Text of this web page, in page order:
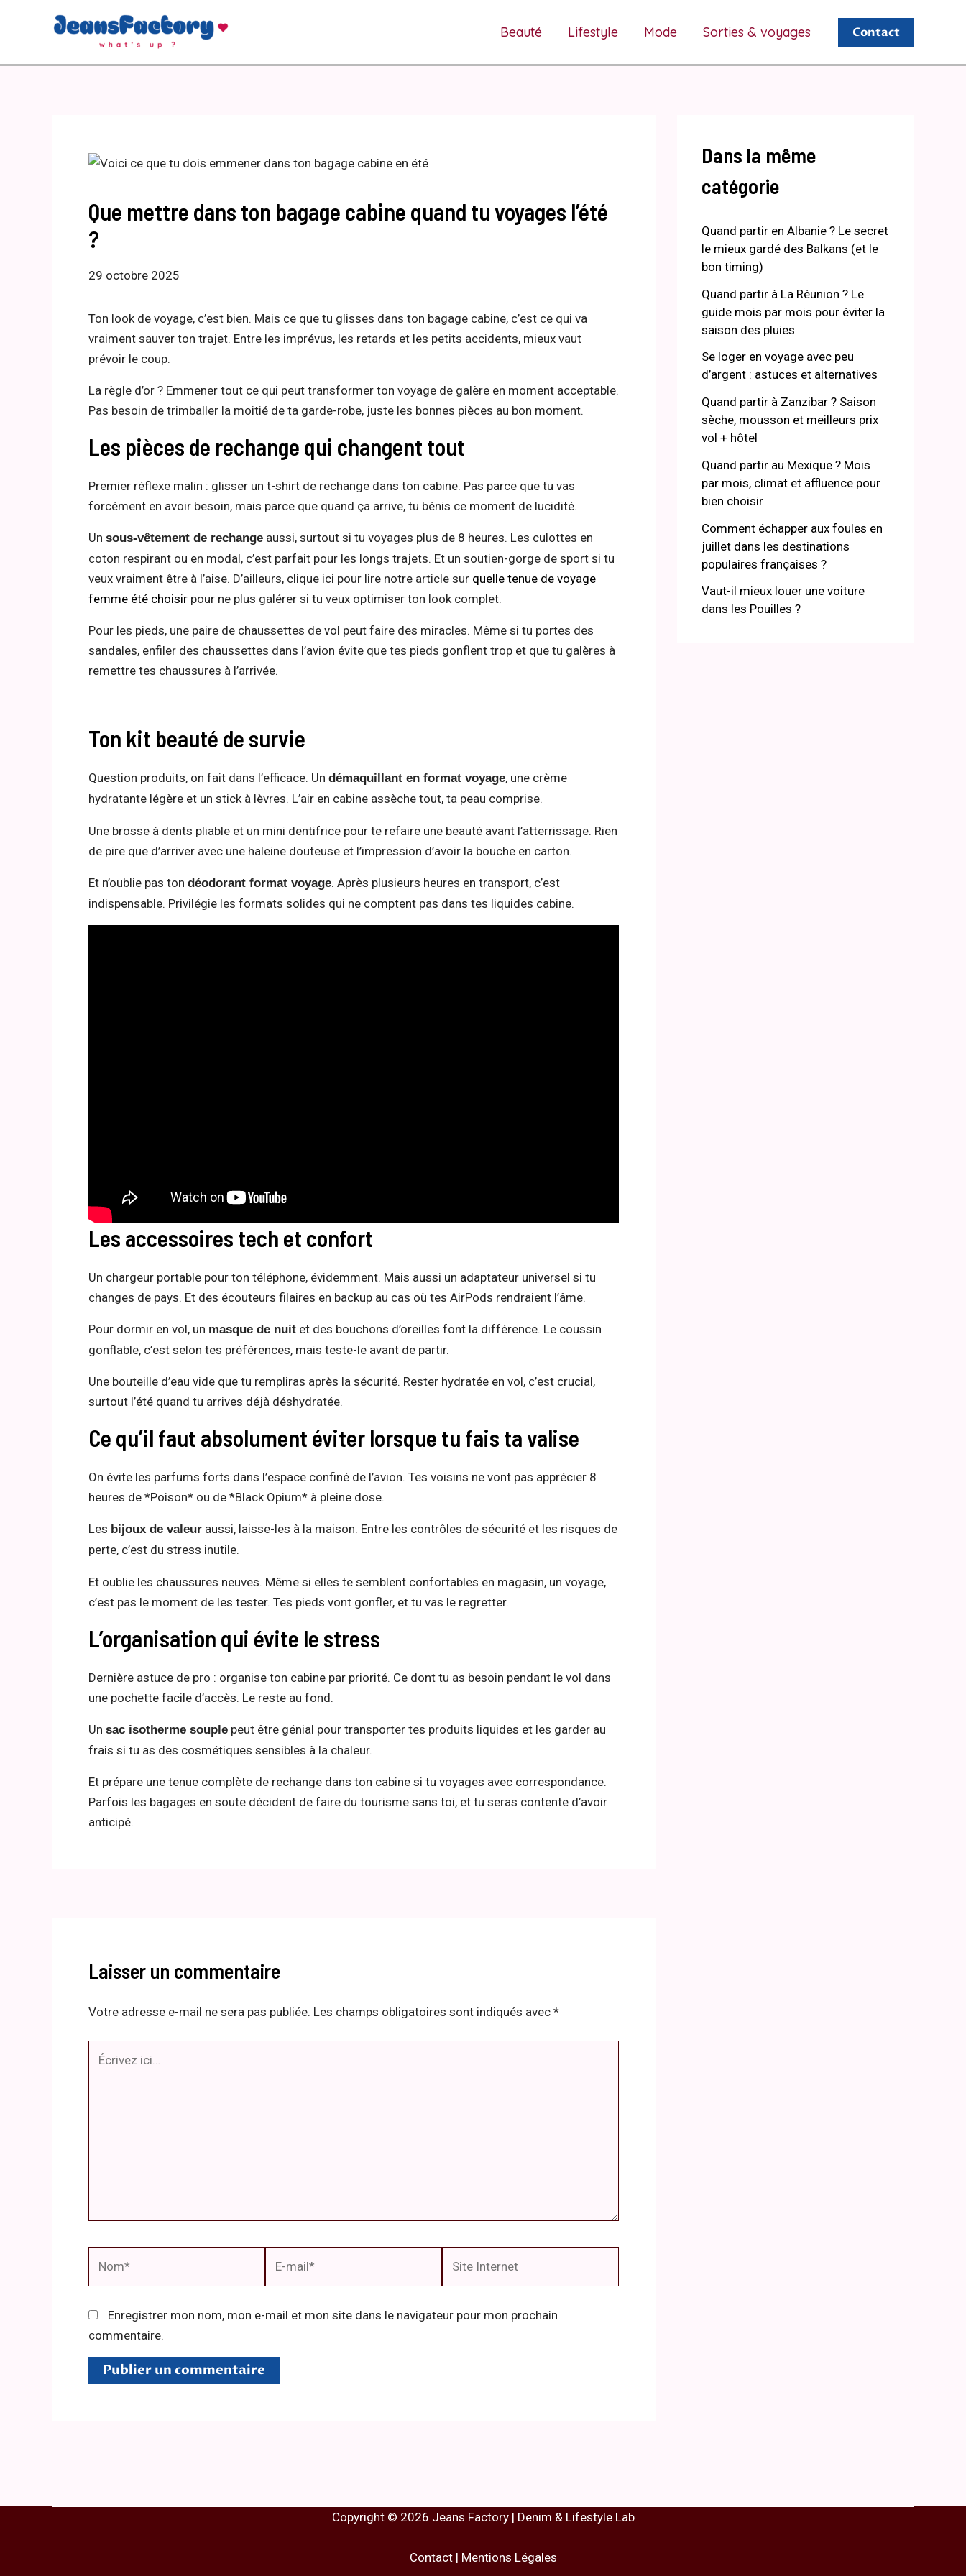
Beauté Lifestyle Mode Sorties & voyages Contact
Que mettre dans ton bagage cabine quand tu voyages l’été
?
29 octobre 2025
Ton look de voyage, c’est bien. Mais ce que tu glisses dans ton bagage cabine, c’est ce qui va
vraiment sauver ton trajet. Entre les imprévus, les retards et les petits accidents, mieux vaut
prévoir le coup.
La règle d’or ? Emmener tout ce qui peut transformer ton voyage de galère en moment acceptable.
Pas besoin de trimballer la moitié de ta garde-robe, juste les bonnes pièces au bon moment.
Les pièces de rechange qui changent tout
Premier réflexe malin : glisser un t-shirt de rechange dans ton cabine. Pas parce que tu vas
forcément en avoir besoin, mais parce que quand ça arrive, tu bénis ce moment de lucidité.
Un sous-vêtement de rechange aussi, surtout si tu voyages plus de 8 heures. Les culottes en
coton respirant ou en modal, c’est parfait pour les longs trajets. Et un soutien-gorge de sport si tu
veux vraiment être à l’aise. D’ailleurs, clique ici pour lire notre article sur quelle tenue de voyage
femme été choisir pour ne plus galérer si tu veux optimiser ton look complet.
Pour les pieds, une paire de chaussettes de vol peut faire des miracles. Même si tu portes des
sandales, enfiler des chaussettes dans l’avion évite que tes pieds gonflent trop et que tu galères à
remettre tes chaussures à l’arrivée.
Ton kit beauté de survie
Question produits, on fait dans l’efficace. Un démaquillant en format voyage, une crème
hydratante légère et un stick à lèvres. L’air en cabine assèche tout, ta peau comprise.
Une brosse à dents pliable et un mini dentifrice pour te refaire une beauté avant l’atterrissage. Rien
de pire que d’arriver avec une haleine douteuse et l’impression d’avoir la bouche en carton.
Et n’oublie pas ton déodorant format voyage. Après plusieurs heures en transport, c’est
indispensable. Privilégie les formats solides qui ne comptent pas dans tes liquides cabine.
Les accessoires tech et confort
Un chargeur portable pour ton téléphone, évidemment. Mais aussi un adaptateur universel si tu
changes de pays. Et des écouteurs filaires en backup au cas où tes AirPods rendraient l’âme.
Pour dormir en vol, un masque de nuit et des bouchons d’oreilles font la différence. Le coussin
gonflable, c’est selon tes préférences, mais teste-le avant de partir.
Une bouteille d’eau vide que tu rempliras après la sécurité. Rester hydratée en vol, c’est crucial,
surtout l’été quand tu arrives déjà déshydratée.
Ce qu’il faut absolument éviter lorsque tu fais ta valise
On évite les parfums forts dans l’espace confiné de l’avion. Tes voisins ne vont pas apprécier 8
heures de *Poison* ou de *Black Opium* à pleine dose.
Les bijoux de valeur aussi, laisse-les à la maison. Entre les contrôles de sécurité et les risques de
perte, c’est du stress inutile.
Et oublie les chaussures neuves. Même si elles te semblent confortables en magasin, un voyage,
c’est pas le moment de les tester. Tes pieds vont gonfler, et tu vas le regretter.
L’organisation qui évite le stress
Dernière astuce de pro : organise ton cabine par priorité. Ce dont tu as besoin pendant le vol dans
une pochette facile d’accès. Le reste au fond.
Un sac isotherme souple peut être génial pour transporter tes produits liquides et les garder au
frais si tu as des cosmétiques sensibles à la chaleur.
Et prépare une tenue complète de rechange dans ton cabine si tu voyages avec correspondance.
Parfois les bagages en soute décident de faire du tourisme sans toi, et tu seras contente d’avoir
anticipé.
Laisser un commentaire
Votre adresse e-mail ne sera pas publiée. Les champs obligatoires sont indiqués avec *
Enregistrer mon nom, mon e-mail et mon site dans le navigateur pour mon prochain
commentaire.
Dans la même
catégorie
Quand partir en Albanie ? Le secret
le mieux gardé des Balkans (et le
bon timing)
Quand partir à La Réunion ? Le
guide mois par mois pour éviter la
saison des pluies
Se loger en voyage avec peu
d’argent : astuces et alternatives
Quand partir à Zanzibar ? Saison
sèche, mousson et meilleurs prix
vol + hôtel
Quand partir au Mexique ? Mois
par mois, climat et affluence pour
bien choisir
Comment échapper aux foules en
juillet dans les destinations
populaires françaises ?
Vaut-il mieux louer une voiture
dans les Pouilles ?
Copyright © 2026 Jeans Factory | Denim & Lifestyle Lab
Contact| Mentions Légales